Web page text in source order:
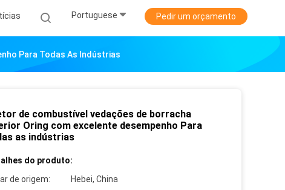
Portuguese Pedir um orçamento
Para Todas As Indústrias
de combustível vedações de borracha
Oring com excelente desempenho Para
as indústrias
do produto:
de origem:
Hebei, China